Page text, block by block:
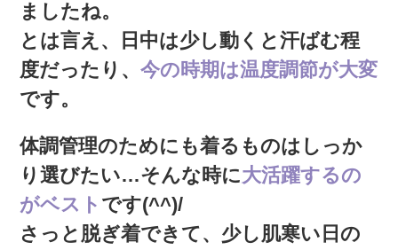
ましたね。
とは言え、日中は少し動くと汗ばむ程
度だったり、 今の時期は温度調節が大変
です。
体調管理のためにも着るものはしっか
り選びたい…そんな時に大活躍するの
がベスト です(^^)/
さっと脱ぎ着できて、少し肌寒い日の